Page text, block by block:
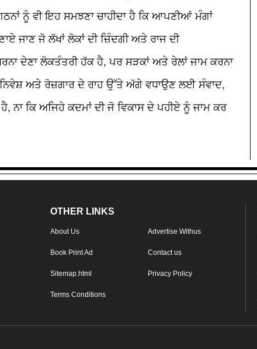
ਨੂੰ ਵੀ ਇਹ ਸਮਝਣਾ ਚਾਹੀਦਾ ਹੈ ਕਿ ਆਪਣੀਆਂ ਮੰਗਾਂ
ਜਾਣ ਜੋ ਲੱਖਾਂ ਲੋਕਾਂ ਦੀ ਜ਼ਿੰਦਗੀ ਅਤੇ ਰਾਜ ਦੀ
ਦੇਣਾ ਲੋਕਤੰਤਰੀ ਹੱਕ ਹੈ,ਪਰ ਸੜਕਾਂ ਅਤੇ ਰੇਲਾਂ ਜਾਮ ਕਰਨਾ
ਨਿਵੇਸ਼ ਅਤੇ ਰੋਜ਼ਗਾਰ ਦੇ ਰਾਹ ਉੱਤੇ ਅੱਗੇ ਵਧਾਉਣ ਲਈ ਸੰਵਾਦ,
,ਨਾ ਕਿ ਅਜਿਹੇ ਕਦਮਾਂ ਦੀ ਜੋ ਵਿਕਾਸ ਦੇ ਪਹੀਏ ਨੂੰ ਜਾਮ ਕਰ
OTHER LINKS
About Us Advertise Withus
Book Print Ad Contact us
Sitemap.html Privacy Policy
Terms Conditions